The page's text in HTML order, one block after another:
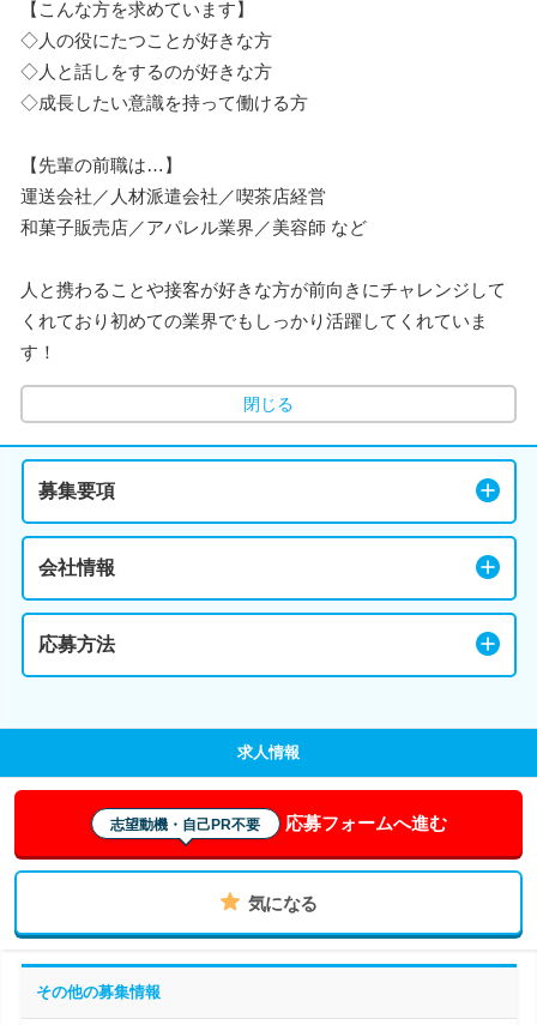
【こんな方を求めています】
◇人の役にたつことが好きな方
◇人と話しをするのが好きな方
◇成長したい意識を持って働ける方
【先輩の前職は…】
運送会社／人材派遣会社／喫茶店経営
和菓子販売店／アパレル業界／美容師 など
人と携わることや接客が好きな方が前向きにチャレンジして
くれており初めての業界でもしっかり活躍してくれていま
す！
閉じる
募集要項
会社情報
応募方法
求人情報
志望動機・自己PR不要 応募フォームへ進む
気になる
その他の募集情報